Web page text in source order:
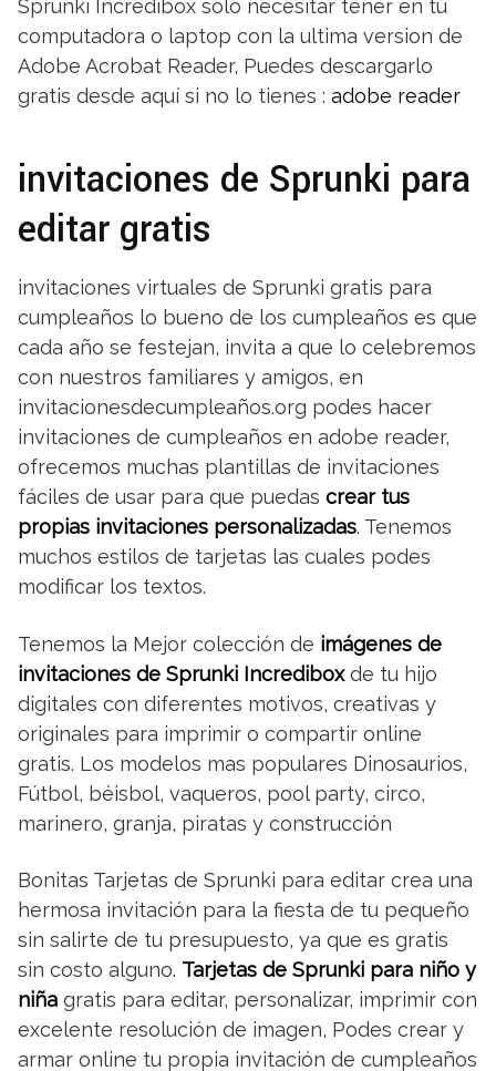
Sprunki Incredibox solo necesitar tener en tu
computadora o laptop con la ultima version de
Adobe Acrobat Reader, Puedes descargarlo
gratis desde aquí si no lo tienes : adobe reader
invitaciones de Sprunki para
editar gratis
invitaciones virtuales de Sprunki gratis para
cumpleaños lo bueno de los cumpleaños es que
cada año se festejan, invita a que lo celebremos
con nuestros familiares y amigos, en
invitacionesdecumpleaños.org podes hacer
invitaciones de cumpleaños en adobe reader,
ofrecemos muchas plantillas de invitaciones
fáciles de usar para que puedas crear tus
propias invitaciones personalizadas. Tenemos
muchos estilos de tarjetas las cuales podes
modificar los textos.
Tenemos la Mejor colección de imágenes de
invitaciones de Sprunki Incrediboxde tu hijo
digitales con diferentes motivos, creativas y
originales para imprimir o compartir online
gratis. Los modelos mas populares Dinosaurios,
Fútbol, béisbol, vaqueros, pool party, circo,
marinero, granja, piratas y construcción
Bonitas Tarjetas de Sprunki para editar crea una
hermosa invitación para la fiesta de tu pequeño
sin salirte de tu presupuesto, ya que es gratis
sin costo alguno. Tarjetas de Sprunki para niño y
niña gratis para editar, personalizar, imprimir con
excelente resolución de imagen, Podes crear y
armar online tu propia invitación de cumpleaños